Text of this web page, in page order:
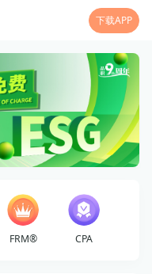
下载APP
FRM® CPA